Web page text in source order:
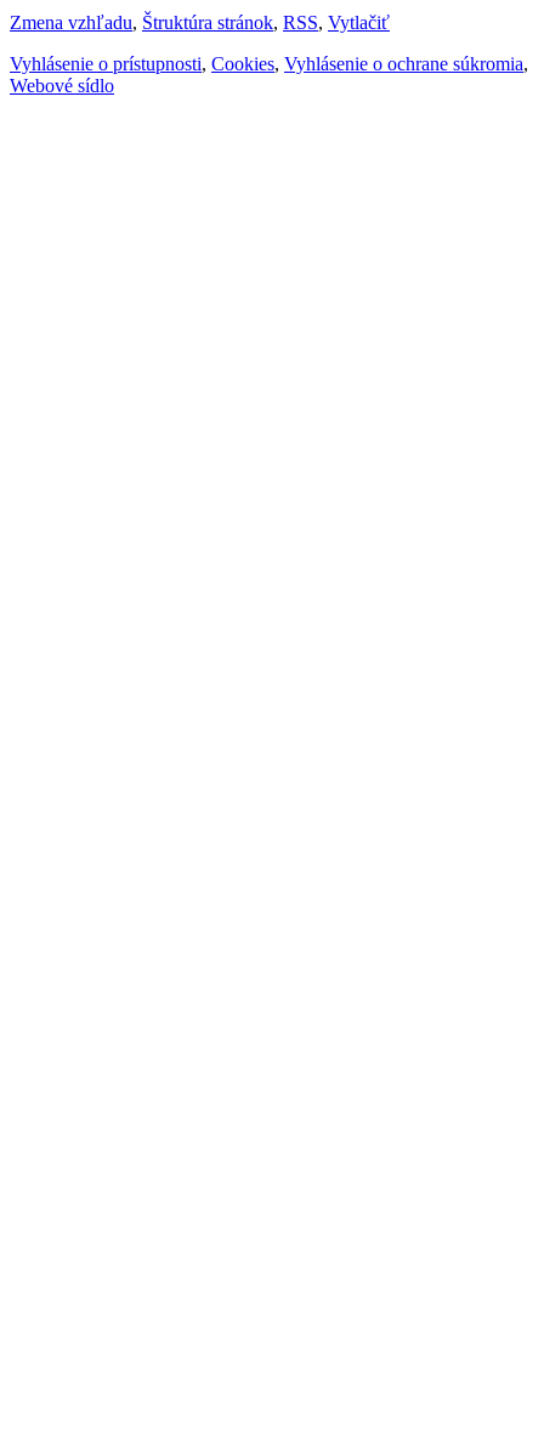
Zmena vzhľadu, Štruktúra stránok, RSS, Vytlačiť
Vyhlásenie o prístupnosti, Cookies, Vyhlásenie o ochrane súkromia,
Webové sídlo